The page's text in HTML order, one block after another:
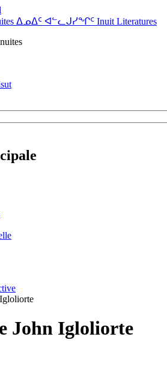
ᐃᓄᐃᑦ ᐊᓪᓚᒍᓯᖏᑦ Inuit Literatures
John Igloliorte